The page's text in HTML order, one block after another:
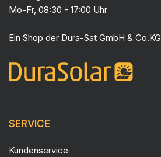
Mo-Fr, 08:30 - 17:00 Uhr
Ein Shop der Dura-Sat GmbH & Co.KG
SERVICE
Kundenservice